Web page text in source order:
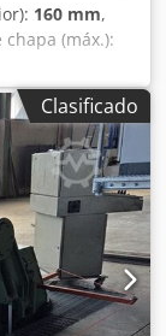
160 mm,
chapa (máx.):
mm Marca:
x 10mm
montar
mediante
de carrera
Clasificado